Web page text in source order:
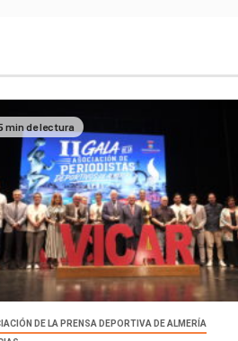
min de lectura
DE LA PRENSA DEPORTIVA DE ALMERÍA